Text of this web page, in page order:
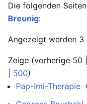
Die folgenden
Breunig:
Angezeigt werden 3
Zeige (vorherige 50
500)
Pap-Imi-Therapie